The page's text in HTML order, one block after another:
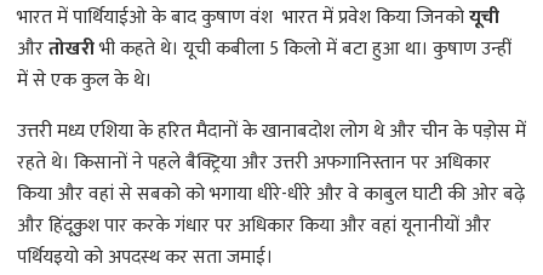
भारत में पार्थियाईओ के बाद कुषाण वंश भारत में प्रवेश किया जिनकोयूची
औरतोखरीभी कहते थे। यूची कबीला 5 किलो में बटा हुआ था। कुषाण उन्हीं
में से एक कुल के थे।
उत्तरी मध्य एशिया के हरित मैदानों के खानाबदोश लोग थे और चीन के पड़ोस में
रहते थे। किसानों ने पहले बैक्ट्रिया और उत्तरी अफगानिस्तान पर अधिकार
किया और वहां से सबको को भगाया धीरे-धीरे और वे काबुल घाटी की ओर बढ़े
और हिंदूकुश पार करके गंधार पर अधिकार किया और वहां यूनानीयों और
पर्थियइयो को अपदस्थ कर सता जमाई।